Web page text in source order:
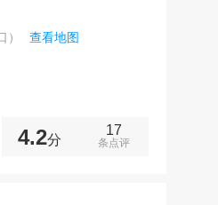
查看地图
4.2分
17
条点评